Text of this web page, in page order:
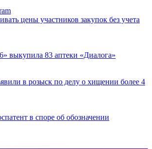
цены участников закупок без учета
выкупила 83 аптеки «Диалога»
в розыск по делу о хищении более 4
в споре об обозначении